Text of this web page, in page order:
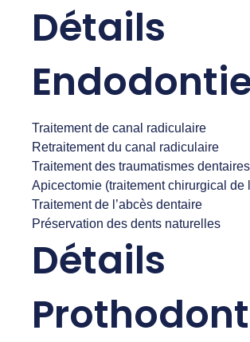
Détails
Traitement de canal radiculaire
Retraitement du canal radiculaire
Traitement des traumatismes dentaires
Apicectomie (traitement chirurgical de
Traitement de l’abcès dentaire
Préservation des dents naturelles
Détails